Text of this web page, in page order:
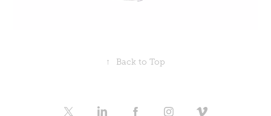
↑ Back to Top